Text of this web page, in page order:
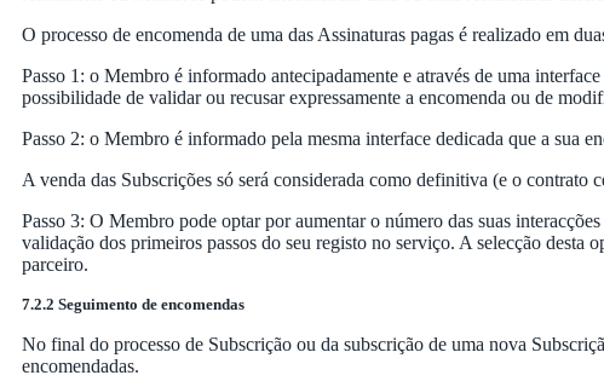
O processo de encomenda de uma das Assinaturas pagas é realizado em
Passo 1: o Membro é informado antecipadamente e através de uma
possibilidade de validar ou recusar expressamente a encomenda ou de
Passo 2: o Membro é informado pela mesma interface dedicada que a sua
A venda das Subscrições só será considerada como definitiva (e o
Passo 3: O Membro pode optar por aumentar o número das suas
validação dos primeiros passos do seu registo no serviço. A selecção desta
parceiro.
7.2.2 Seguimento de encomendas
No final do processo de Subscrição ou da subscrição de uma nova
encomendadas.